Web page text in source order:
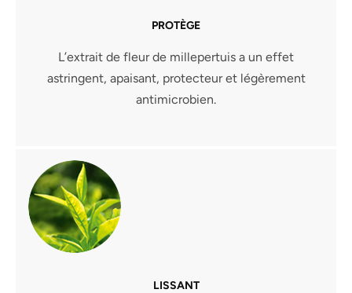
PROTÈGE
L’extrait de fleur de millepertuis a un effet
astringent, apaisant, protecteur et légèrement
antimicrobien.
LISSANT